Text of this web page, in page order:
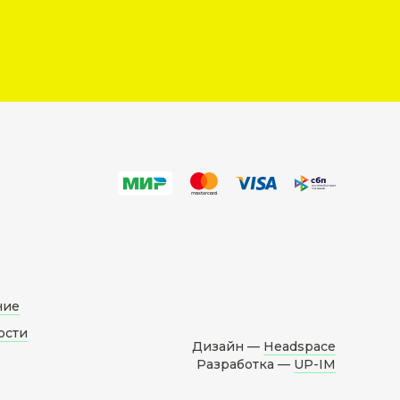
Дизайн — Headspace
Разработка — UP-IM